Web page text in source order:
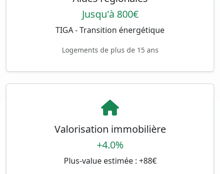
Jusqu'à 800€
TIGA - Transition énergétique
Logements de plus de 15 ans
Valorisation immobilière
+4.0%
Plus-value estimée : +88€